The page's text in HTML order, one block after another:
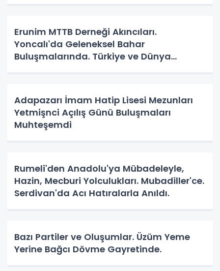
Erunim MTTB Derneği Akıncıları.
Yoncalı'da Geleneksel Bahar
Buluşmalarında. Türkiye ve Dünya
Adapazarı İmam Hatip Lisesi Mezunları
Yetmişnci Açılış Günü Buluşmaları
Muhteşemdi
Rumeli'den Anadolu'ya Mübadeleyle,
Hazin, Mecburi Yolculukları. Mubadiller'ce.
Serdivan'da Acı Hatıralarla Anıldı.
Bazı Partiler ve Oluşumlar. Üzüm Yeme
Yerine Bağcı Dövme Gayretinde.